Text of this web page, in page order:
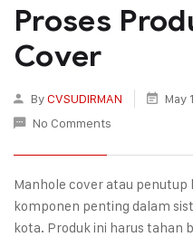
Proses
Cover
ByCVSUDIRMAN May
No Comments
Manhole cover atau
komponen penting dalam
kota. Produk ini harus tahan